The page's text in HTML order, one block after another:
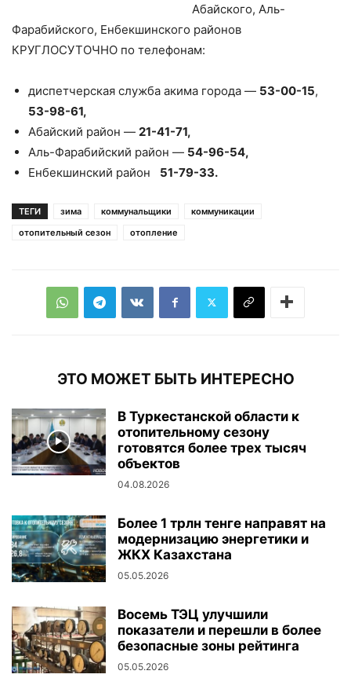
Абайского, Аль-
Фарабийского, Енбекшинского районов
КРУГЛОСУТОЧНО по телефонам:
диспетчерская служба акима города — 53-00-15,
53-98-61,
Абайский район — 21-41-71,
Аль-Фарабийский район — 54-96-54,
Енбекшинский район 51-79-33.
ТЕГИ зима коммунальщики
коммуникации
отопительный сезон
отопление
ЭТО МОЖЕТ БЫТЬ ИНТЕРЕСНО
В Туркестанской области к
отопительному сезону
готовятся более трех тысяч
объектов
04.08.2026
Более 1 трлн тенге направят на
модернизацию энергетики и
ЖКХ Казахстана
05.05.2026
Восемь ТЭЦ улучшили
показатели и перешли в более
безопасные зоны рейтинга
05.05.2026